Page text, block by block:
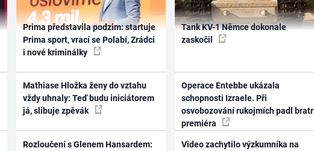
Prima představila podzim: startuje
Prima sport, vrací se Polabí, Zrádci
i nové kriminálky
Mathiase Hložka ženy do vztahu
vždy uhnaly: Teď budu iniciátorem
já, slibuje zpěvák
Rozloučení s Glenem Hansardem:
Tank KV-1 Němce dokonale
zaskočil
Operace Entebbe ukázala
schopnosti Izraele. Při
osvobozování rukojmích padl bratr
premiéra
Video zachytilo výzkumníka na